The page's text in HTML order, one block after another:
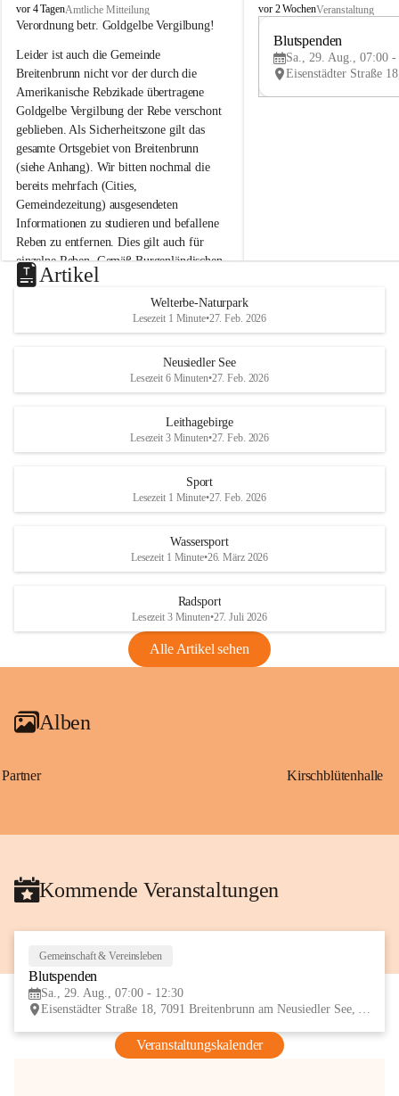
B
r
i
t
e
n
b
r
u
n
n
a
m
N
e
u
s
d
S
vor 4 TagenAmtliche Mitteilung
Verordnung betr. Goldgelbe Vergilbung!
Leider ist auch die Gemeinde
Breitenbrunn nicht vor der durch die
Amerikanische Rebzikade übertragene
Goldgelbe Vergilbung der Rebe verschont
geblieben. Als Sicherheitszone gilt das
gesamte Ortsgebiet von Breitenbrunn
(siehe Anhang). Wir bitten nochmal die
bereits mehrfach (Cities,
Gemeindezeitung) ausgesendeten
Informationen zu studieren und befallene
Reben zu entfernen. Dies gilt auch für
einzelne Reben. Gemäß Burgenländischen
Weinbaugesetz sind nicht gepflegte oder
unzulässige Weingärten zu roden! Bitte
helfen wir zusammen um unsere Winzer
vor den prognostizierten Ernteausfällen
und den daraus folgenden wirtschaftlichen
Maßnahmen zur Bekämpfung
Rebe und der Amerikanischen
Anhang VBl. EU Nr. 18
1 Seite•1,4 MB
VBl. EU Nr. 18_2026
B
e
u
e
d
r
S
vor 2 WochenVeranstaltung
Blutspenden
Sa., 29. Aug., 07:00 -
Artikel
Welterbe-Naturpark
Lesezeit 1 Minute•27. Feb. 2026
Neusiedler See
Lesezeit 6 Minuten•27. Feb. 2026
Leithagebirge
Lesezeit 3 Minuten•27. Feb. 2026
Sport
Lesezeit 1 Minute•27. Feb. 2026
Wassersport
Lesezeit 1 Minute•26. März 2026
Radsport
Lesezeit 3 Minuten•27. Juli 2026
Alle Artikel sehen
Alben
Partner Kirschblütenhalle
Kommende Veranstaltungen
Gemeinschaft & Vereinsleben
Blutspenden
Sa., 29. Aug., 07:00 - 12:30
Eisenstädter Straße 18, 7091 Breitenbrunn am Neusiedler See, AUT
Veranstaltungskalender